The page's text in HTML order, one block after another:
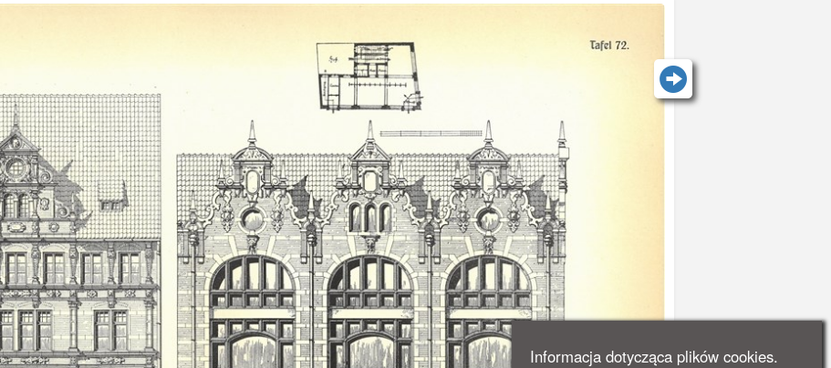
Informacja dotycząca plików cookies.